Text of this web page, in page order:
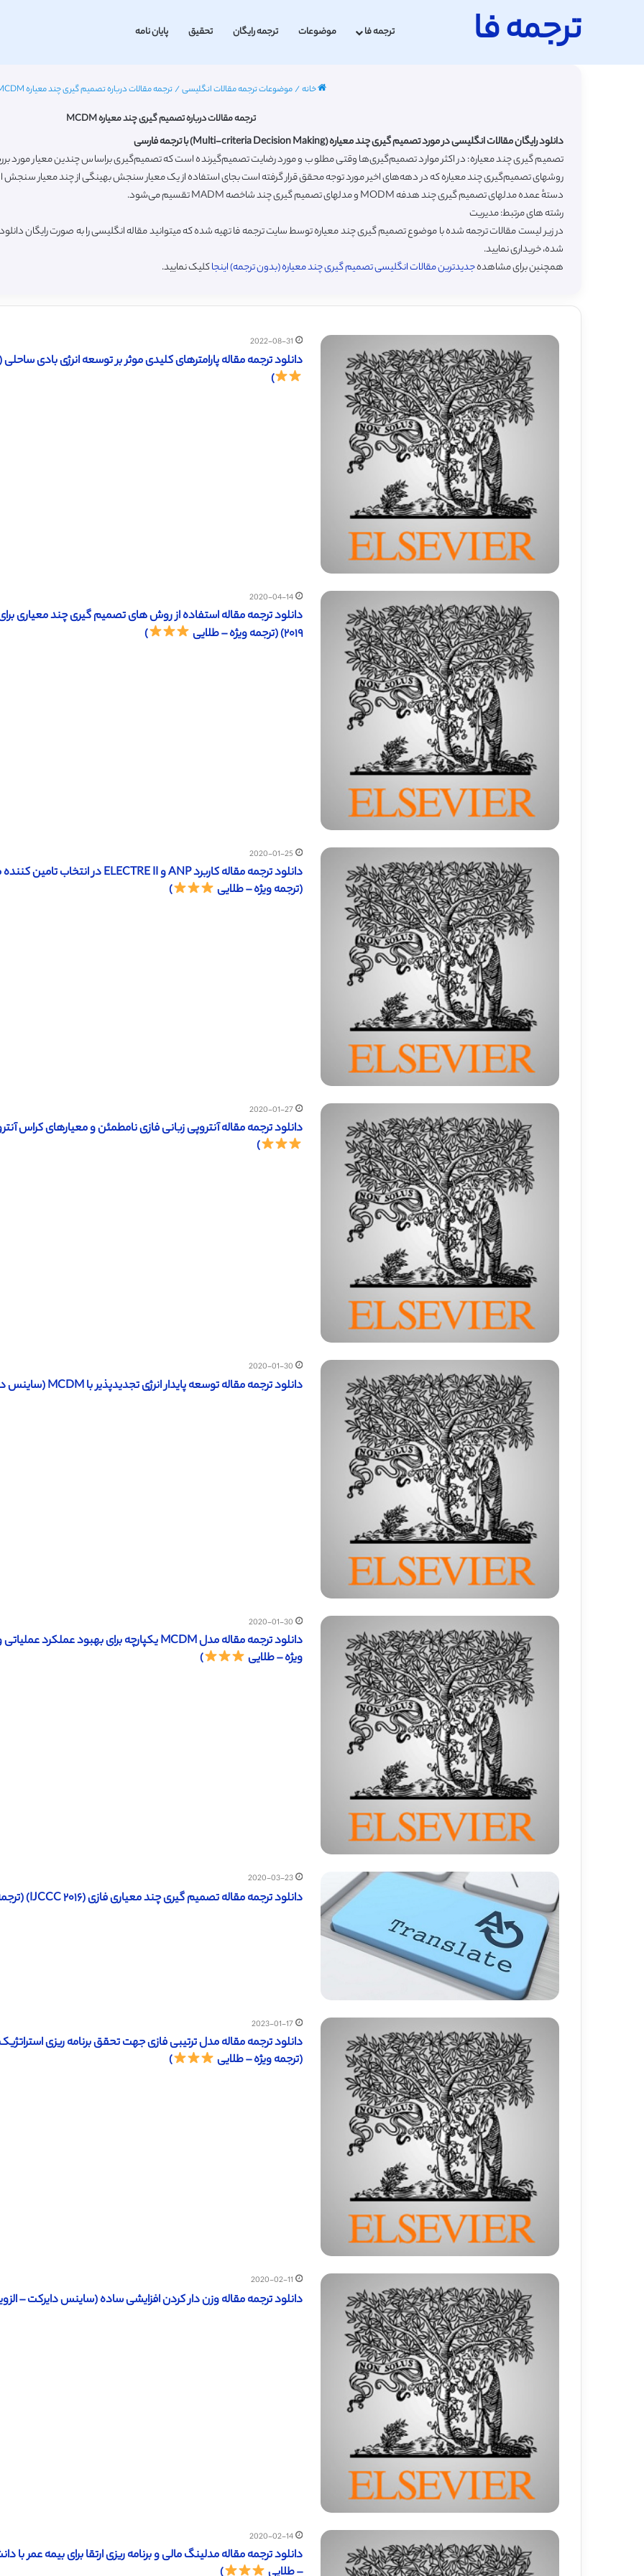
ترجمه فا ترجمه فا موضوعات ترجمه رایگان تحقیق پایان نامه
خانه/موضوعات ترجمه مقالات انگلیسی/ترجمه مقالات درباره تصمیم گیری چند معیاره MCDM
ترجمه مقالات درباره تصمیم گیری چند معیاره MCDM
دانلود رایگان مقالات انگلیسی در مورد تصمیم گیری چند معیاره (Multi-criteria Decision Making) با ترجمه فارسی
تصمیم گیری چند معیاره: در اکثر موارد تصمیم‌گیری‌ها وقتی مطلوب و مورد رضایت تصمیم‌گیرنده است که تصمیم‌گیری براساس چندین معیار مورد
دستهٔ عمده مدلهای تصمیم گیری چند هدفه MODM و مدلهای تصمیم گیری چند شاخصه MADM تقسیم می‌شود.
رشته های مرتبط: مدیریت
در زیر لیست مقالات ترجمه شده با موضوع تصمیم گیری چند معیاره توسط سایت ترجمه فا تهیه شده که میتوانید مقاله انگلیسی را به صورت رایگان
شده، خریداری نمایید.
همچنین برای مشاهدهجدیدترین مقالات انگلیسی تصمیم گیری چند معیاره (بدون ترجمه) اینجاکلیک نمایید.
2022-08-31
دانلود ترجمه مقاله پارامترهای کلیدی موثر بر توسعه انرژی بادی ساحلی (ساینس دایرکت –
)
2020-04-14
دانلود ترجمه مقاله استفاده از روش های تصمیم گیری چند معیاری
۲۰۱۹) (ترجمه ویژه – طلایی
)
2020-01-25
(ترجمه ویژه – طلایی )
2020-01-27
دانلود ترجمه مقاله آنتروپی زبانی فازی نامطمئن و معیارهای کراس آنتروپی (ساینس
)
2020-01-30
دانلود ترجمه مقاله توسعه پایدار انرژی تجدیدپذیر با MCDM (ساینس دایرکت – الزویر 2017) (ترجمه ویژه – طلایی
2020-01-30
ویژه – طلایی )
2020-03-23
دانلود ترجمه مقاله تصمیم‌ گیری چند معیاری فازی (IJCCC ۲۰۱۶) (ترجمه ویژه – طلایی
2023-01-17
(ترجمه ویژه – طلایی )
2020-02-11
دانلود ترجمه مقاله وزن دار کردن افزایشی ساده (ساینس دایرکت – الزویر 2016) (ترجمه ویژه –
2020-02-14